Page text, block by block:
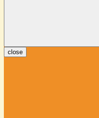
close